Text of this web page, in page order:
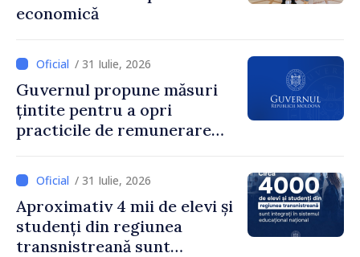
pentru că au pus pe primul
dezvoltar
economică
/ 31 Iulie, 2026
Guvernul propune măsuri
țintite pentru a opri
practicile de remunerare
/ 31 Iulie, 2026
Aproximativ 4 mii de elevi și
studenți din regiunea
transnistreană sunt